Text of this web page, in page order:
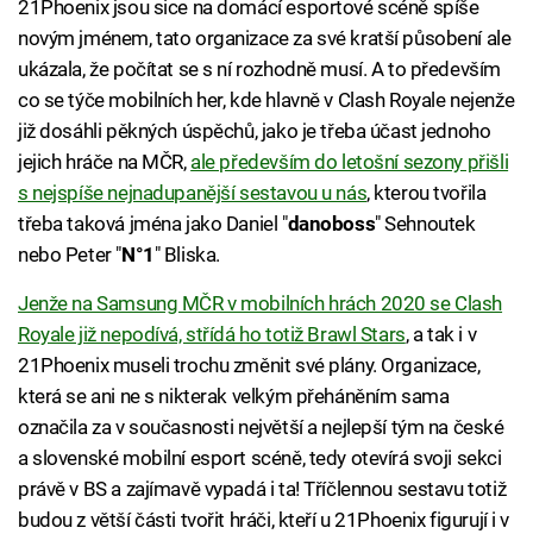
21Phoenix jsou sice na domácí esportové scéně spíše
novým jménem, tato organizace za své kratší působení ale
ukázala, že počítat se s ní rozhodně musí. A to především
co se týče mobilních her, kde hlavně v Clash Royale nejenže
již dosáhli pěkných úspěchů, jako je třeba účast jednoho
jejich hráče na MČR, ale především do letošní sezony přišli
s nejspíše nejnadupanější sestavou u nás, kterou tvořila
třeba taková jména jako Daniel "danoboss" Sehnoutek
nebo Peter "N°1 " Bliska.
Jenže na Samsung MČR v mobilních hrách 2020 se Clash
Royale již nepodívá, střídá ho totiž Brawl Stars, a tak i v
21Phoenix museli trochu změnit své plány. Organizace,
která se ani ne s nikterak velkým přeháněním sama
označila za v současnosti největší a nejlepší tým na české
a slovenské mobilní esport scéně, tedy otevírá svoji sekci
právě v BS a zajímavě vypadá i ta! Tříčlennou sestavu totiž
budou z větší části tvořit hráči, kteří u 21Phoenix figurují i v